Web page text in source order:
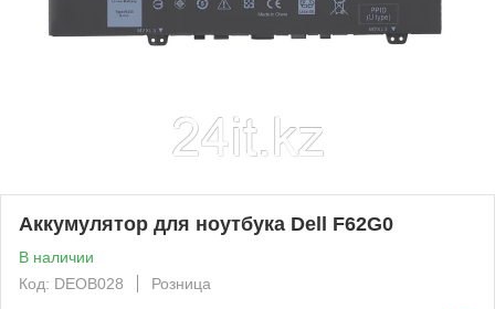
Аккумулятор для ноутбука Dell F62G0
В наличии
Код: DEOB028
Розница